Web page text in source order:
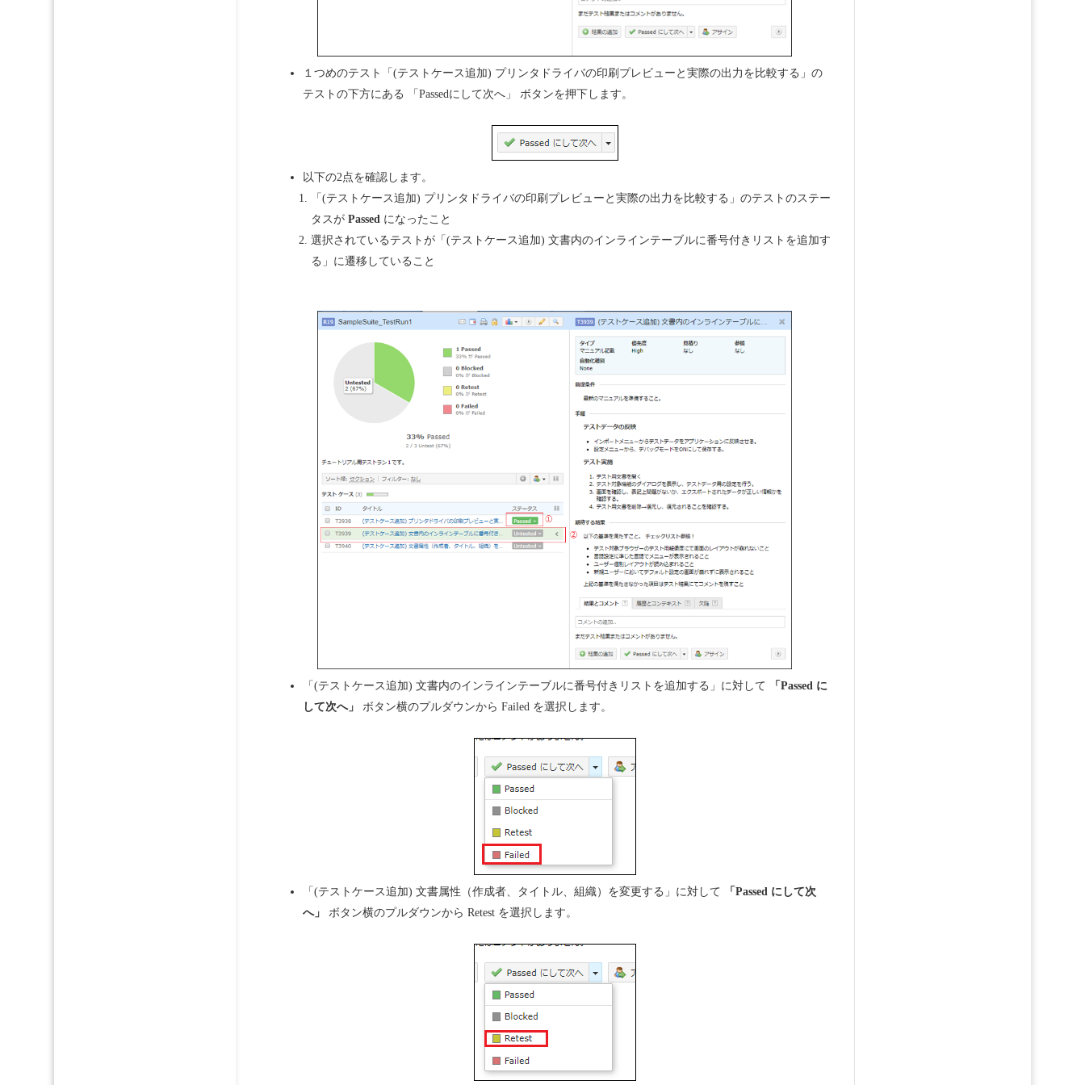
１つめのテスト「(テストケース追加) プリンタドライバの印刷プレビューと実際の出力を比較する」の
テストの下方にある 「Passedにして次へ」 ボタンを押下します。
以下の2点を確認します。
「(テストケース追加) プリンタドライバの印刷プレビューと実際の出力を比較する」のテストのステー
タスがPassed になったこと
選択されているテストが「(テストケース追加) 文書内のインラインテーブルに番号付きリストを追加す
る」に遷移していること
「(テストケース追加) 文書内のインラインテーブルに番号付きリストを追加する」に対して
「Passed に
して次へ」
ボタン横のプルダウンから Failed を選択します。
「(テストケース追加) 文書属性（作成者、タイトル、組織）を変更する」に対して
「Passed にして次
へ」
ボタン横のプルダウンから Retest を選択します。